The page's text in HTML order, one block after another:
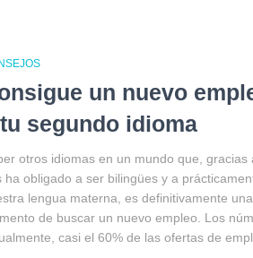
un nuevo
segundo idioma
otros idiomas en un mundo que, gracias
ha obligado a ser bilingües y a
lengua materna, es definitivamente
de buscar un nuevo empleo. Los
casi el 60% de las ofertas de